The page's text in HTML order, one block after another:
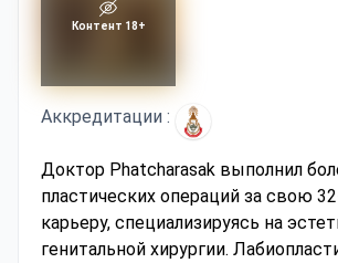
Контент 18+
Аккредитации :
Доктор Phatcharasak выполнил
пластических операций за свою
карьеру, специализируясь на
генитальной хирургии.